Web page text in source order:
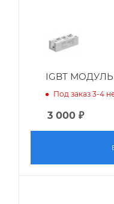
IGBT МОДУЛЬ
Под заказ 3-4
3 000 ₽